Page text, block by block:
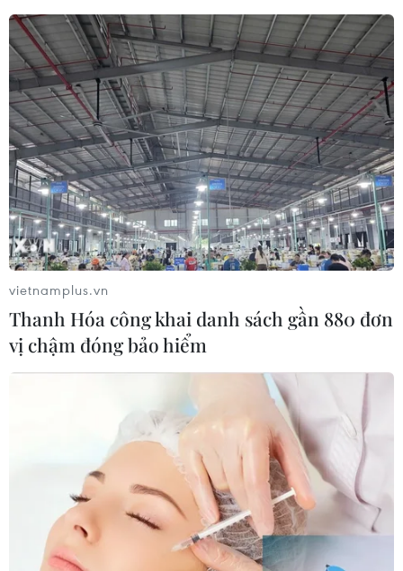
vietnamplus.vn
Thanh Hóa công khai danh sách gần 880 đơn
vị chậm đóng bảo hiểm